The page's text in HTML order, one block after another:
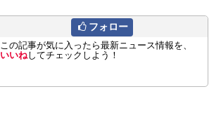
フォロー
この記事が気に入ったら最新ニュース情報を、
いいねしてチェックしよう！